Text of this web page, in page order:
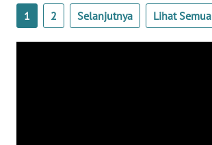
1 2 Selanjutnya Lihat Semua
WN
RIAU